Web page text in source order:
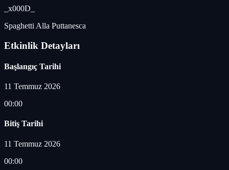
_x000D_
Spaghetti Alla Puttanesca
Etkinlik Detayları
Başlangıç Tarihi
11 Temmuz 2026
00:00
Bitiş Tarihi
11 Temmuz 2026
00:00